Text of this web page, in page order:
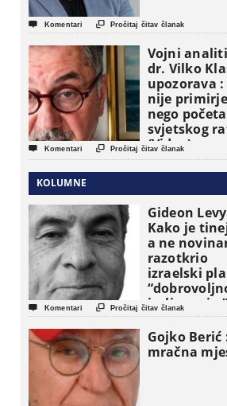
 Komentari  Pročitaj čitav članak
Vojni
dr. Vilko
upozorava :
nije
nego
svjetskog
(Video)
 Komentari  Pročitaj čitav članak
KOLUMNE
Gideon
Kako je
a ne
razotkrio
izraelski
iseljavanja ”
Gaze
 Komentari  Pročitaj čitav članak
Gojko Berić
mračna